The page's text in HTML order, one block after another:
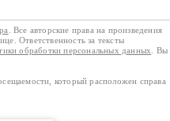
. Все авторские права на произведения
Ответственность за тексты
обработки персональных данных
. Вы
который расположен справа